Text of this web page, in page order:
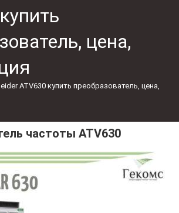
цена,
ATV630 купить преобразователь, цена,
частоты ATV630